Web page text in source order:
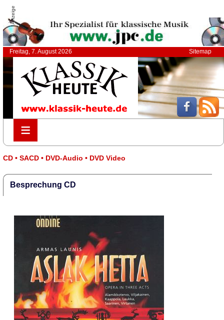
Anzeige
Freitag, 7. August 2026 Sitemap
≡
≡
CD • SACD • DVD-Audio • DVD Video
Besprechung CD